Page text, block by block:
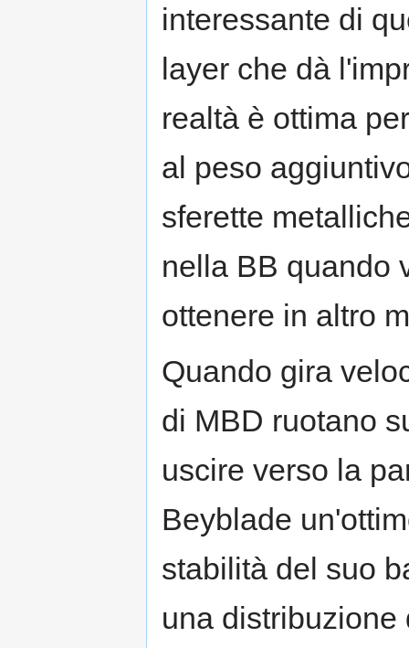
interessante di
layer che dà
realtà è ottima
al peso
sferette
nella BB quando
ottenere in altro
Quando gira
di MBD ruotano
uscire verso la
Beyblade
stabilità del suo
una